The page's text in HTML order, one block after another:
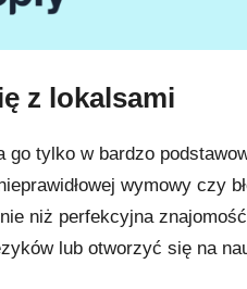
z lokalsami
tylko w bardzo
wymowy czy
niż perfekcyjna
lub otworzyć się na